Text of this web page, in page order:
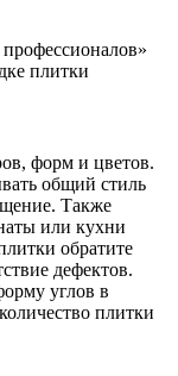
плитки
форм и цветов.
общий стиль
Также
или кухни
обратите
дефектов.
углов в
плитки